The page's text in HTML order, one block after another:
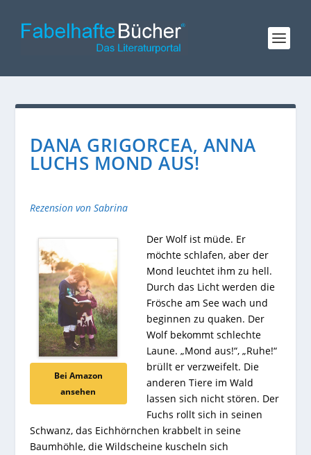
DANA GRIGORCEA, ANNA
LUCHS MOND AUS!
Rezension von Sabrina
Bei Amazon
ansehen
Der Wolf ist müde. Er
möchte schlafen, aber der
Mond leuchtet ihm zu hell.
Durch das Licht werden die
Frösche am See wach und
beginnen zu quaken. Der
Wolf bekommt schlechte
Laune. „Mond aus!“, „Ruhe!“
brüllt er verzweifelt. Die
anderen Tiere im Wald
lassen sich nicht stören. Der
Fuchs rollt sich in seinen
Schwanz, das Eichhörnchen krabbelt in seine
Baumhöhle, die Wildscheine kuscheln sich